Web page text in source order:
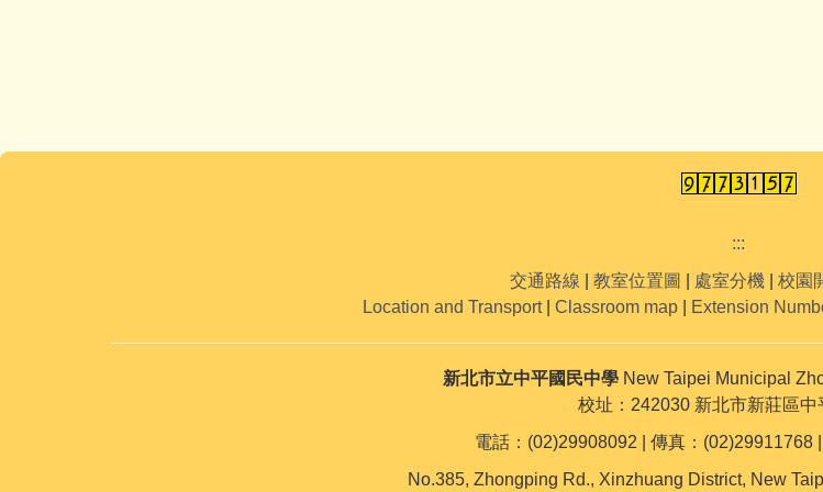
:::
交通路線
教室位置圖 處室分機 校園
Location and Transport| Classroom map| Extension
新北市立中平國民中學 New Taipei Municipal
校址：242030 新北市新莊區中
電話：(02)29908092 | 傳真：(02)29911768
No.385, Zhongping Rd., Xinzhuang District, New